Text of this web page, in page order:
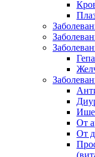
От
От